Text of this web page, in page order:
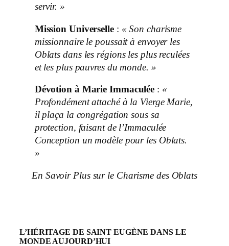
servir. »
Mission Universelle: « Son charisme
missionnaire le poussait à envoyer les
Oblats dans les régions les plus reculées
et les plus pauvres du monde. »
Dévotion à Marie Immaculée : «
Profondément attaché à la Vierge Marie,
il plaça la congrégation sous sa
protection, faisant de l’Immaculée
Conception un modèle pour les Oblats.
»
En Savoir Plus sur le Charisme des Oblats
L’HÉRITAGE DE SAINT EUGÈNE DANS LE
MONDE AUJOURD’HUI